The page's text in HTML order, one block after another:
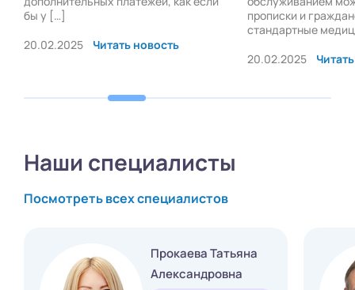
бы у […]
20.02.2025
Читать новость
прописки и
стандартные
20.02.2025
Наши специалисты
Посмотреть всех специалистов
Прокаева Татьяна
Александровна